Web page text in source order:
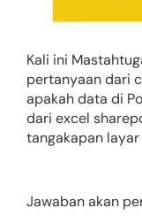
Kali ini
pertanyaan dari
apakah data di
dari excel
tangakapan
Jawaban akan